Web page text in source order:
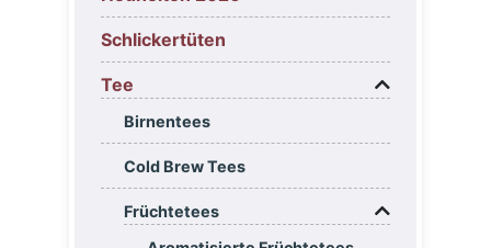
Schlickertüten
Tee
Birnentees
Cold Brew Tees
Früchtetees